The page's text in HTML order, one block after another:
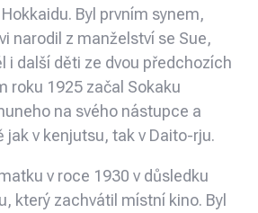
Byl prvním synem,
narodil z manželství se Sue,
i další děti ze dvou předchozích
roku 1925 začal Sokaku
na svého nástupce a
jak v kenjutsu, tak v Daito-rju.
v roce 1930 v důsledku
který zachvátil místní kino. Byl